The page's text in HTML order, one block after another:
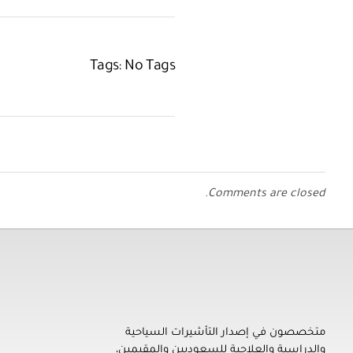
Tags: No Tags
Comments are closed.
تأشيرتي | My VISA
متخصصون في إصدار التأشيرات السياحية
والدراسية والعلاجية للسعوديين والمقيمين،